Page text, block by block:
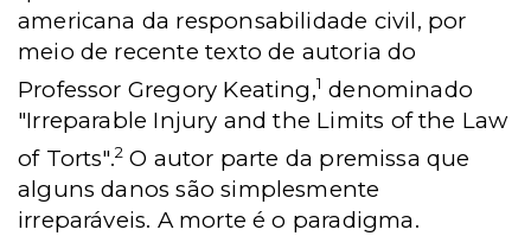
americana da responsabilidade civil, por
meio de recente texto de autoria do
Professor Gregory Keating,1 denominado
"Irreparable Injury and the Limits of the Law
of Torts".2 O autor parte da premissa que
alguns danos são simplesmente
irreparáveis. A morte é o paradigma.